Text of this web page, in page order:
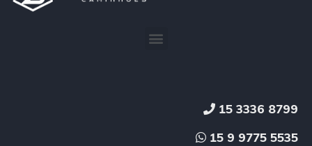
15 3336 8799
15 9 9775 5535